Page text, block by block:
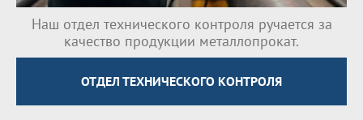
Наш отдел технического контроля ручается за
качество продукции металлопрокат.
ОТДЕЛ ТЕХНИЧЕСКОГО КОНТРОЛЯ